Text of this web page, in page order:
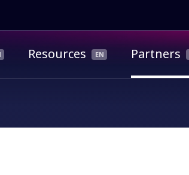
Resources Partners